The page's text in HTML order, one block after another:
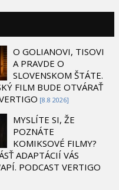
O GOLIANOVI, TISOVI
A PRAVDE O
SLOVENSKOM ŠTÁTE.
FILM BUDE OTVÁRAŤ
[8.8 2026]
MYSLÍTE SI, ŽE
POZNÁTE
KOMIKSOVÉ FILMY?
ADAPTÁCIÍ VÁS
PODCAST VERTIGO